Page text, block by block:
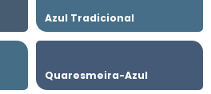
Azul Tradicional
Quaresmeira-Azul